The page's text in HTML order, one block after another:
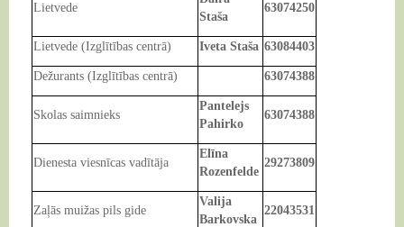
Lietvede
Staša
63074250
Lietvede (Izglītības centrā) Iveta Staša 63084403
Dežurants (Izglītības centrā) 63074388
Skolas saimnieks
Pantelejs
Pahirko
63074388
Dienesta viesnīcas vadītāja
Elīna
Rozenfelde
29273809
Zaļās muižas pils gide
Valija
Barkovska
22043531